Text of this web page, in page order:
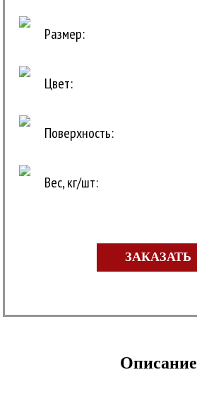
Размер:
Цвет:
Поверхность:
Вес, кг/шт:
ЗАКАЗАТЬ
Описание